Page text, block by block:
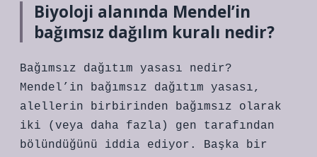
Biyoloji alanında Mendel’in
bağımsız dağılım kuralı nedir?
Bağımsız dağıtım yasası nedir?
Mendel’in bağımsız dağıtım yasası,
alellerin birbirinden bağımsız olarak
iki (veya daha fazla) gen tarafından
bölündüğünü iddia ediyor. Başka bir